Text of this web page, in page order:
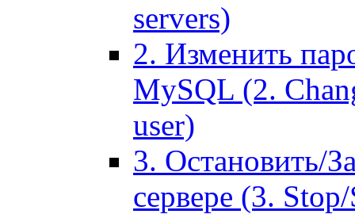
servers)
2. Изменить
MySQL (2.
user)
3. Остановить/
сервере (3.